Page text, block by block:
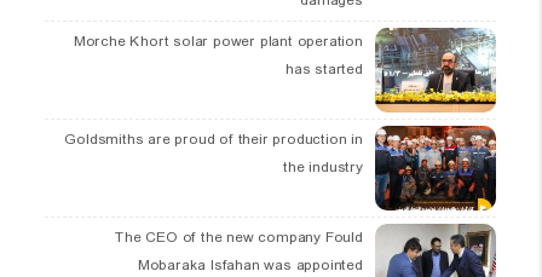
Morche Khort solar power plant operation
has started
Goldsmiths are proud of their production in
the industry
The CEO of the new company Fould
Mobaraka Isfahan was appointed